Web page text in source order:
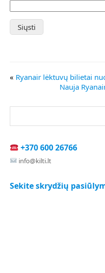
« Ryanair lėktuvų bilietai
Nauja
+370 600 26766
info@kilti.lt
Sekite skrydžių